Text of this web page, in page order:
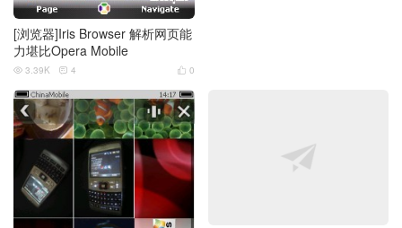
[浏览器]Iris Browser 解析网页能
力堪比Opera Mobile
 0
 3.39K  4